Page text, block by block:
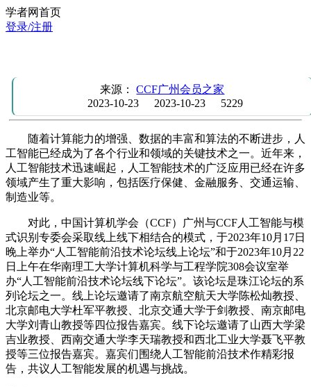
学者网首页
登录/注册
来源：CCF广州会员之家
2023-10-23
2023-10-23 5229
随着计算能力的增强、数据的丰富和算法的不断进步，人
工智能已经成为了各个行业和领域的关键技术之一。近年来，
人工智能技术迅速崛起，人工智能技术的广泛应用已经在许多
领域产生了重大影响，包括医疗保健、金融服务、交通运输、
制造业等。
对此，中国计算机学会（CCF）广州与CCF人工智能与模
式识别专委会采取线上线下相结合的模式，于2023年10月17日
晚上举办“人工智能前沿技术论坛线上论坛”和于2023年10月22
日上午在华南理工大学计算机科学与工程学院308会议室举
办“人工智能前沿技术论坛线下论坛”。该论坛是珠江论坛的系
列论坛之一。线上论坛邀请了南京航空航天大学陈松灿教授、
北京邮电大学杜军平教授、北京交通大学于剑教授、南京邮电
大学刘青山教授等四位报告嘉宾。线下论坛邀请了山西大学梁
吉业教授、西南交通大学李天瑞教授和西北工业大学聂飞平教
授等三位报告嘉宾。嘉宾们围绕人工智能前沿技术作精彩报
告，共议人工智能发展的机遇与挑战。